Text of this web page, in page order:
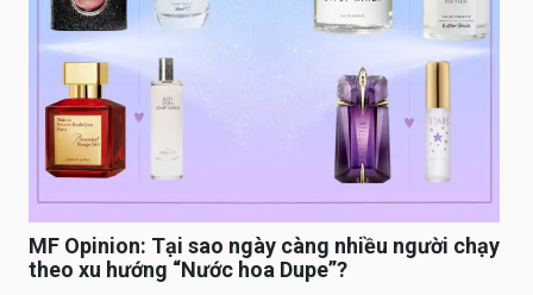
MF Opinion: Tại sao ngày càng nhiều người chạy
theo xu hướng “Nước hoa Dupe”?